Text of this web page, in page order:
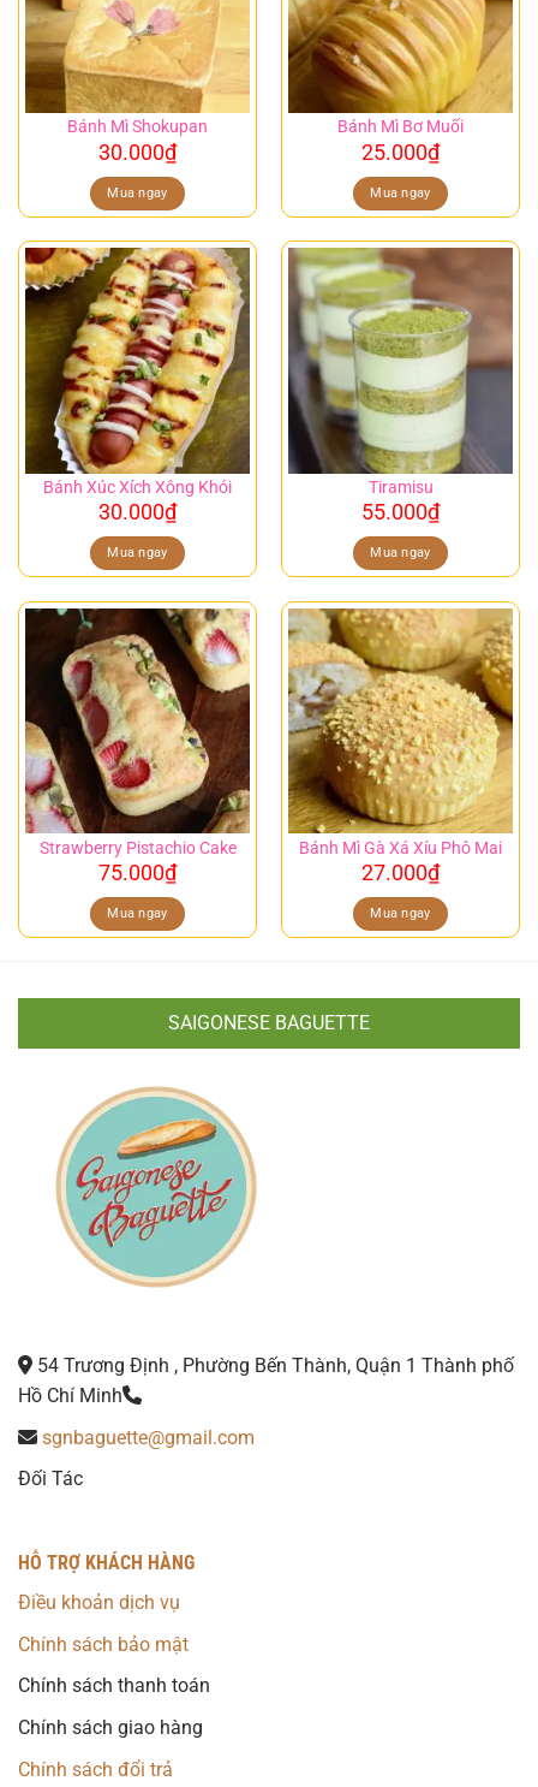
Bánh Mì Shokupan
30.000₫
Mua ngay
Bánh Mì Bơ Muối
25.000₫
Mua ngay
Bánh Xúc Xích Xông Khói
30.000₫
Mua ngay
Tiramisu
55.000₫
Mua ngay
Strawberry Pistachio Cake
75.000₫
Mua ngay
Bánh Mì Gà Xá Xíu Phô Mai
27.000₫
Mua ngay
SAIGONESE BAGUETTE
54 Trương Định , Phường Bến Thành, Quận 1 Thành phố
Hồ Chí Minh
sgnbaguette@gmail.com
Đối Tác
HỖ TRỢ KHÁCH HÀNG
Điều khoản dịch vụ
Chính sách bảo mật
Chính sách thanh toán
Chính sách giao hàng
Chính sách đổi trả